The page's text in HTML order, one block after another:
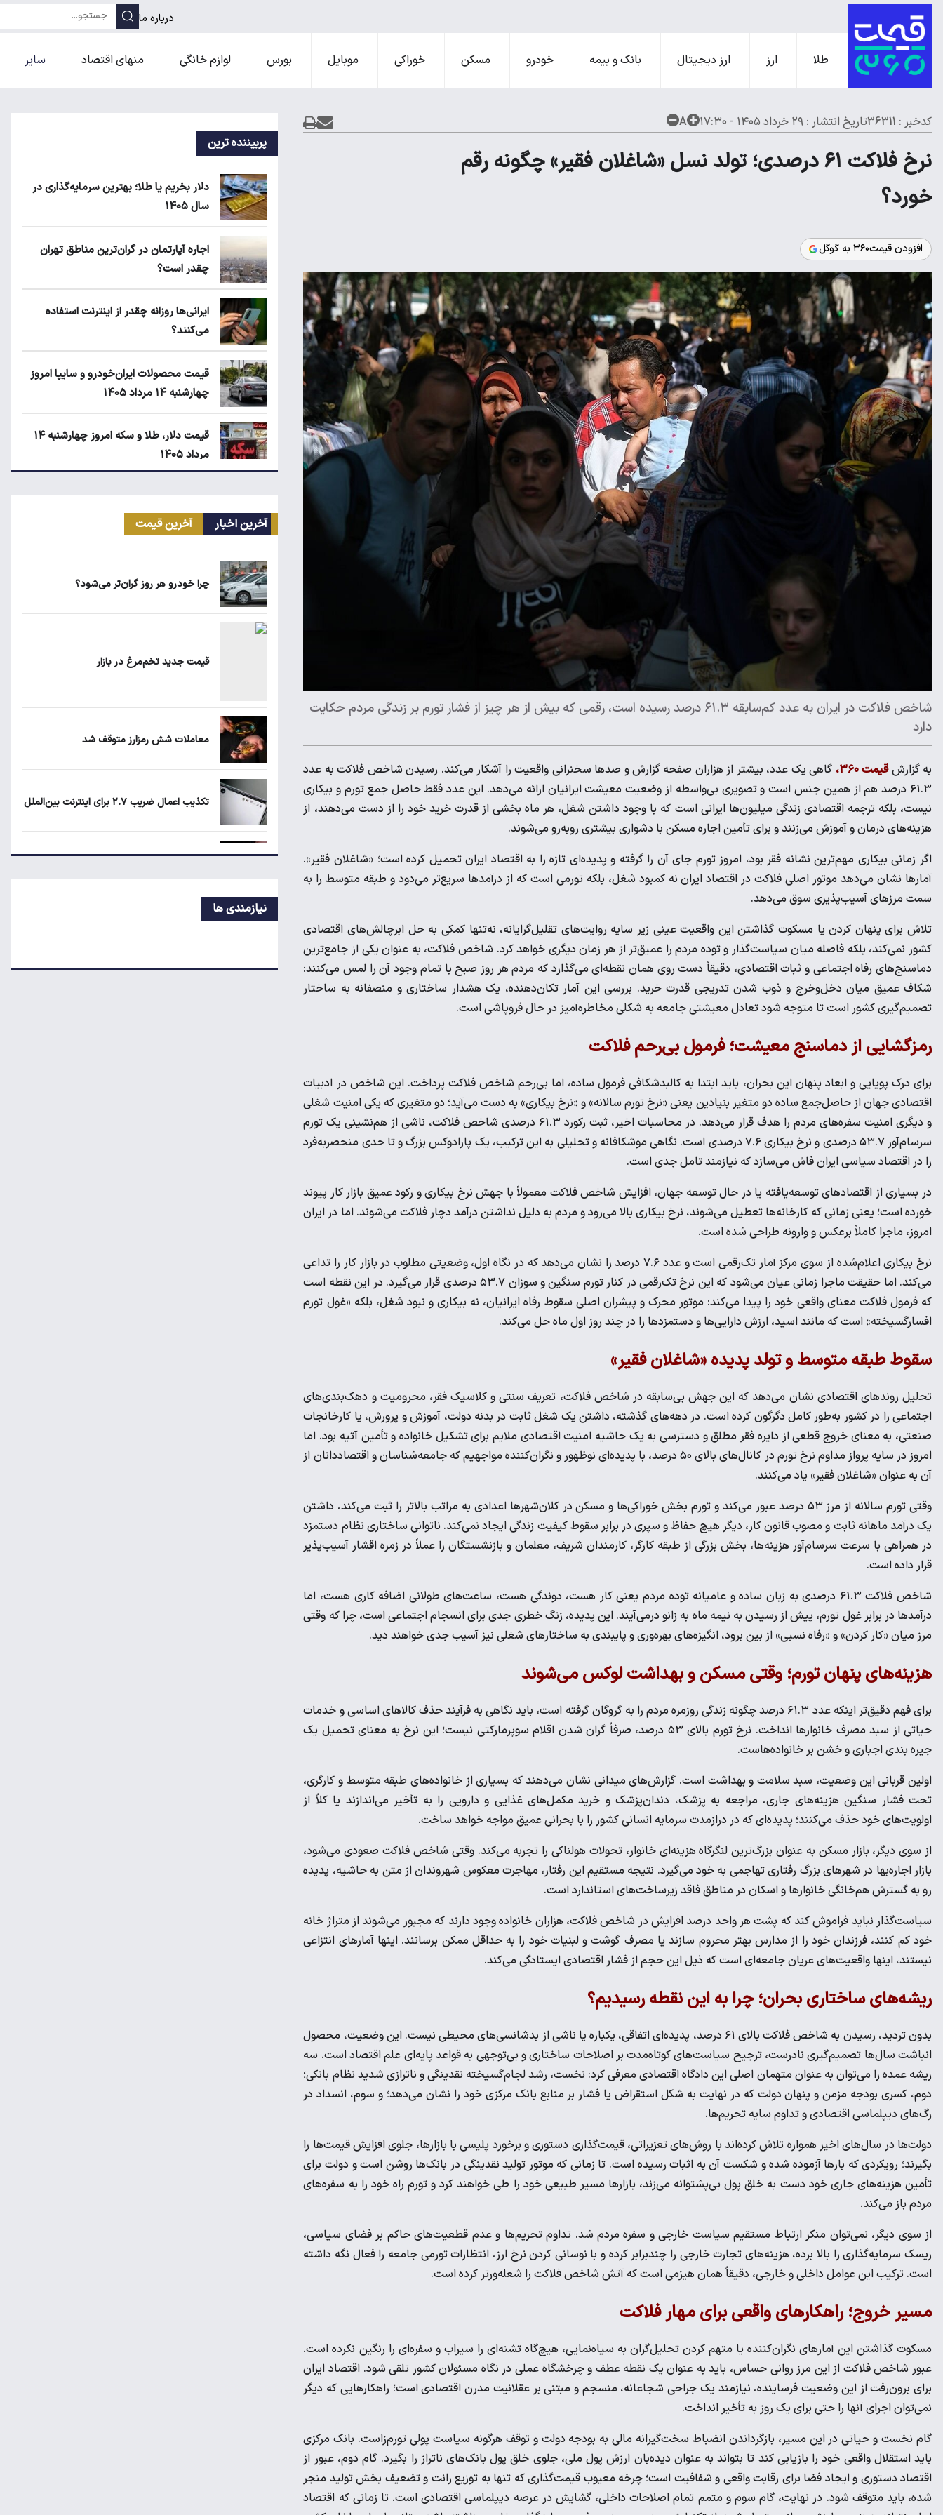
درباره ما
طلا ارز ارز دیجیتال بانک و بیمه خودرو مسکن خوراکی موبایل بورس لوازم خانگی منهای اقتصاد سایر
کدخبر : 36311 تاریخ انتشار : ۲۹ خرداد ۱۴۰۵ - ۱۷:۳۰ A
نرخ فلاکت ۶۱ درصدی؛ تولد نسل «شاغلان فقیر» چگونه رقم
خورد؟
افزودن قیمت۳۶۰ به گوگل
شاخص فلاکت در ایران به عدد کم‌سابقه ۶۱.۳ درصد رسیده است، رقمی که بیش از هر چیز از فشار تورم بر زندگی مردم حکایت
دارد
به گزارشقیمت ۳۶۰،
گاهی یک عدد، بیشتر از هزاران صفحه گزارش و صد‌ها سخنرانی واقعیت را آشکار می‌کند. رسیدن شاخص فلاکت به عدد
۶۱.۳ درصد هم از همین جنس است و تصویری بی‌واسطه از وضعیت معیشت ایرانیان ارائه می‌دهد. این عدد فقط حاصل جمع تورم و بیکاری
نیست، بلکه ترجمه اقتصادی زندگی میلیون‌ها ایرانی است که با وجود داشتن شغل، هر ماه بخشی از قدرت خرید خود را از دست می‌دهند، از
هزینه‌های درمان و آموزش می‌زنند و برای تأمین اجاره مسکن با دشواری بیشتری روبه‌رو می‌شوند.
اگر زمانی بیکاری مهم‌ترین نشانه فقر بود، امروز تورم جای آن را گرفته و پدیده‌ای تازه را به اقتصاد ایران تحمیل کرده است؛ «شاغلان فقیر».
آمار‌ها نشان می‌دهد موتور اصلی فلاکت در اقتصاد ایران نه کمبود شغل، بلکه تورمی است که از درآمد‌ها سریع‌تر می‌دود و طبقه متوسط را به
سمت مرز‌های آسیب‌پذیری سوق می‌دهد.
تلاش برای پنهان کردن یا مسکوت گذاشتن این واقعیت عینی زیر سایه روایت‌های تقلیل‌گرایانه، نه‌تنها کمکی به حل ابرچالش‌های اقتصادی
کشور نمی‌کند، بلکه فاصله میان سیاست‌گذار و توده مردم را عمیق‌تر از هر زمان دیگری خواهد کرد. شاخص فلاکت، به عنوان یکی از جامع‌ترین
دماسنج‌های رفاه اجتماعی و ثبات اقتصادی، دقیقاً دست روی همان نقطه‌ای می‌گذارد که مردم هر روز صبح با تمام وجود آن را لمس می‌کنند:
شکاف عمیق میان دخل‌وخرج و ذوب شدن تدریجی قدرت خرید. بررسی این آمار تکان‌دهنده، یک هشدار ساختاری و منصفانه به ساختار
تصمیم‌گیری کشور است تا متوجه شود تعادل معیشتی جامعه به شکلی مخاطره‌آمیز در حال فروپاشی است.
رمزگشایی از دماسنج معیشت؛ فرمول بی‌رحم فلاکت
برای درک پویایی و ابعاد پنهان این بحران، باید ابتدا به کالبدشکافی فرمول ساده، اما بی‌رحم شاخص فلاکت پرداخت. این شاخص در ادبیات
اقتصادی جهان از حاصل‌جمع ساده دو متغیر بنیادین یعنی «نرخ تورم سالانه» و «نرخ بیکاری» به دست می‌آید؛ دو متغیری که یکی امنیت شغلی
و دیگری امنیت سفره‌های مردم را هدف قرار می‌دهد. در محاسبات اخیر، ثبت رکورد ۶۱.۳ درصدی شاخص فلاکت، ناشی از هم‌نشینی یک تورم
سرسام‌آور ۵۳.۷ درصدی و نرخ بیکاری ۷.۶ درصدی است. نگاهی موشکافانه و تحلیلی به این ترکیب، یک پارادوکس بزرگ و تا حدی منحصر‌به‌فرد
را در اقتصاد سیاسی ایران فاش می‌سازد که نیازمند تامل جدی است.
در بسیاری از اقتصاد‌های توسعه‌یافته یا در حال توسعه جهان، افزایش شاخص فلاکت معمولاً با جهش نرخ بیکاری و رکود عمیق بازار کار پیوند
خورده است؛ یعنی زمانی که کارخانه‌ها تعطیل می‌شوند، نرخ بیکاری بالا می‌رود و مردم به دلیل نداشتن درآمد دچار فلاکت می‌شوند. اما در ایران
امروز، ماجرا کاملاً برعکس و وارونه طراحی شده است.
نرخ بیکاری اعلام‌شده از سوی مرکز آمار تک‌رقمی است و عدد ۷.۶ درصد را نشان می‌دهد که در نگاه اول، وضعیتی مطلوب در بازار کار را تداعی
می‌کند. اما حقیقت ماجرا زمانی عیان می‌شود که این نرخ تک‌رقمی در کنار تورم سنگین و سوزان ۵۳.۷ درصدی قرار می‌گیرد. در این نقطه است
که فرمول فلاکت معنای واقعی خود را پیدا می‌کند: موتور محرک و پیشران اصلی سقوط رفاه ایرانیان، نه بیکاری و نبود شغل، بلکه «غول تورم
افسارگسیخته» است که مانند اسید، ارزش دارایی‌ها و دستمزد‌ها را در چند روز اول ماه حل می‌کند.
سقوط طبقه متوسط و تولد پدیده «شاغلان فقیر»
تحلیل روند‌های اقتصادی نشان می‌دهد که این جهش بی‌سابقه در شاخص فلاکت، تعریف سنتی و کلاسیک فقر، محرومیت و دهک‌بندی‌های
اجتماعی را در کشور به‌طور کامل دگرگون کرده است. در دهه‌های گذشته، داشتن یک شغل ثابت در بدنه دولت، آموزش و پرورش، یا کارخانجات
صنعتی، به معنای خروج قطعی از دایره فقر مطلق و دسترسی به یک حاشیه امنیت اقتصادی ملایم برای تشکیل خانواده و تأمین آتیه بود. اما
امروز در سایه پرواز مداوم نرخ تورم در کانال‌های بالای ۵۰ درصد، با پدیده‌ای نوظهور و نگران‌کننده مواجهیم که جامعه‌شناسان و اقتصاددانان از
آن به عنوان «شاغلان فقیر» یاد می‌کنند.
وقتی تورم سالانه از مرز ۵۳ درصد عبور می‌کند و تورم بخش خوراکی‌ها و مسکن در کلان‌شهر‌ها اعدادی به مراتب بالاتر را ثبت می‌کند، داشتن
یک درآمد ماهانه ثابت و مصوب قانون کار، دیگر هیچ حفاظ و سپری در برابر سقوط کیفیت زندگی ایجاد نمی‌کند. ناتوانی ساختاری نظام دستمزد
در همراهی با سرعت سرسام‌آور هزینه‌ها، بخش بزرگی از طبقه کارگر، کارمندان شریف، معلمان و بازنشستگان را عملاً در زمره اقشار آسیب‌پذیر
قرار داده است.
شاخص فلاکت ۶۱.۳ درصدی به زبان ساده و عامیانه توده مردم یعنی کار هست، دوندگی هست، ساعت‌های طولانی اضافه کاری هست، اما
درآمد‌ها در برابر غول تورم، پیش از رسیدن به نیمه ماه به زانو درمی‌آیند. این پدیده، زنگ خطری جدی برای انسجام اجتماعی است، چرا که وقتی
مرز میان «کار کردن» و «رفاه نسبی» از بین برود، انگیزه‌های بهره‌وری و پایبندی به ساختار‌های شغلی نیز آسیب جدی خواهند دید.
هزینه‌های پنهان تورم؛ وقتی مسکن و بهداشت لوکس می‌شوند
برای فهم دقیق‌تر اینکه عدد ۶۱.۳ درصد چگونه زندگی روزمره مردم را به گروگان گرفته است، باید نگاهی به فرآیند حذف کالا‌های اساسی و خدمات
حیاتی از سبد مصرف خانوار‌ها انداخت. نرخ تورم بالای ۵۳ درصد، صرفاً گران شدن اقلام سوپرمارکتی نیست؛ این نرخ به معنای تحمیل یک
جیره بندی اجباری و خشن بر خانواده‌هاست.
اولین قربانی این وضعیت، سبد سلامت و بهداشت است. گزارش‌های میدانی نشان می‌دهند که بسیاری از خانواده‌های طبقه متوسط و کارگری،
تحت فشار سنگین هزینه‌های جاری، مراجعه به پزشک، دندان‌پزشک و خرید مکمل‌های غذایی و دارویی را به تأخیر می‌اندازند یا کلاً از
اولویت‌های خود حذف می‌کنند؛ پدیده‌ای که در درازمدت سرمایه انسانی کشور را با بحرانی عمیق مواجه خواهد ساخت.
از سوی دیگر، بازار مسکن به عنوان بزرگ‌ترین لنگرگاه هزینه‌ای خانوار، تحولات هولناکی را تجربه می‌کند. وقتی شاخص فلاکت صعودی می‌شود،
بازار اجاره‌بها در شهر‌های بزرگ رفتاری تهاجمی به خود می‌گیرد. نتیجه مستقیم این رفتار، مهاجرت معکوس شهروندان از متن به حاشیه، پدیده
رو به گسترش هم‌خانگی خانوار‌ها و اسکان در مناطق فاقد زیرساخت‌های استاندارد است.
سیاست‌گذار نباید فراموش کند که پشت هر واحد درصد افزایش در شاخص فلاکت، هزاران خانواده وجود دارند که مجبور می‌شوند از متراژ خانه
خود کم کنند، فرزندان خود را از مدارس بهتر محروم سازند یا مصرف گوشت و لبنیات خود را به حداقل ممکن برسانند. اینها آمار‌های انتزاعی
نیستند، اینها واقعیت‌های عریان جامعه‌ای است که ذیل این حجم از فشار اقتصادی ایستادگی می‌کند.
ریشه‌های ساختاری بحران؛ چرا به این نقطه رسیدیم؟
بدون تردید، رسیدن به شاخص فلاکت بالای ۶۱ درصد، پدیده‌ای اتفاقی، یکباره یا ناشی از بدشانسی‌های محیطی نیست. این وضعیت، محصول
انباشت سال‌ها تصمیم‌گیری نادرست، ترجیح سیاست‌های کوتاه‌مدت بر اصلاحات ساختاری و بی‌توجهی به قواعد پایه‌ای علم اقتصاد است. سه
ریشه عمده را می‌توان به عنوان متهمان اصلی این دادگاه اقتصادی معرفی کرد: نخست، رشد لجام‌گسیخته نقدینگی و ناترازی شدید نظام بانکی؛
دوم، کسری بودجه مزمن و پنهان دولت که در نهایت به شکل استقراض یا فشار بر منابع بانک مرکزی خود را نشان می‌دهد؛ و سوم، انسداد در
رگ‌های دیپلماسی اقتصادی و تداوم سایه تحریم‌ها.
دولت‌ها در سال‌های اخیر همواره تلاش کرده‌اند با روش‌های تعزیراتی، قیمت‌گذاری دستوری و برخورد پلیسی با بازارها، جلوی افزایش قیمت‌ها را
بگیرند؛ رویکردی که بار‌ها آزموده شده و شکست آن به اثبات رسیده است. تا زمانی که موتور تولید نقدینگی در بانک‌ها روشن است و دولت برای
تأمین هزینه‌های جاری خود دست به خلق پول بی‌پشتوانه می‌زند، بازار‌ها مسیر طبیعی خود را طی خواهند کرد و تورم راه خود را به سفره‌های
مردم باز می‌کند.
از سوی دیگر، نمی‌توان منکر ارتباط مستقیم سیاست خارجی و سفره مردم شد. تداوم تحریم‌ها و عدم قطعیت‌های حاکم بر فضای سیاسی،
ریسک سرمایه‌گذاری را بالا برده، هزینه‌های تجارت خارجی را چندبرابر کرده و با نوسانی کردن نرخ ارز، انتظارات تورمی جامعه را فعال نگه داشته
است. ترکیب این عوامل داخلی و خارجی، دقیقاً همان هیزمی است که آتش شاخص فلاکت را شعله‌ورتر کرده است.
مسیر خروج؛ راهکار‌های واقعی برای مهار فلاکت
مسکوت گذاشتن این آمار‌های نگران‌کننده یا متهم کردن تحلیل‌گران به سیاه‌نمایی، هیچ‌گاه تشنه‌ای را سیراب و سفره‌ای را رنگین نکرده است.
عبور شاخص فلاکت از این مرز روانی حساس، باید به عنوان یک نقطه عطف و چرخشگاه عملی در نگاه مسئولان کشور تلقی شود. اقتصاد ایران
برای برون‌رفت از این وضعیت فرساینده، نیازمند یک جراحی شجاعانه، منسجم و مبتنی بر عقلانیت مدرن اقتصادی است؛ راهکار‌هایی که دیگر
نمی‌توان اجرای آنها را حتی برای یک روز به تأخیر انداخت.
گام نخست و حیاتی در این مسیر، بازگرداندن انضباط سخت‌گیرانه مالی به بودجه دولت و توقف هرگونه سیاست پولی تورم‌زاست. بانک مرکزی
باید استقلال واقعی خود را بازیابی کند تا بتواند به عنوان دیده‌بان ارزش پول ملی، جلوی خلق پول بانک‌های ناتراز را بگیرد. گام دوم، عبور از
اقتصاد دستوری و ایجاد فضا برای رقابت واقعی و شفافیت است؛ چرخه معیوب قیمت‌گذاری که تنها به توزیع رانت و تضعیف بخش تولید منجر
شده، باید متوقف شود. در نهایت، گام سوم و متمم تمام اصلاحات داخلی، گشایش در عرصه دیپلماسی اقتصادی است. تا زمانی که اقتصاد
پربیننده ترین
دلار بخریم یا طلا؛ بهترین سرمایه‌گذاری در
سال ۱۴۰۵
اجاره آپارتمان در گران‌ترین مناطق تهران
چقدر است؟
ایرانی‌ها روزانه چقدر از اینترنت استفاده
می‌کنند؟
قیمت محصولات ایران‌خودرو و سایپا امروز
چهارشنبه ۱۴ مرداد ۱۴۰۵
قیمت دلار، طلا و سکه امروز چهارشنبه ۱۴
مرداد ۱۴۰۵
۱۳ مرداد ۱۴۰۵
دارد؟
۲
آخرین اخبار آخرین قیمت
چرا خودرو هر روز گران‌تر می‌شود؟
قیمت جدید تخم‌مرغ در بازار
معاملات شش رمزارز متوقف شد
تکذیب اعمال ضریب ۲.۷ برای اینترنت بین‌الملل
رکوردشکنی طلا در بازار جهانی
نیازمندی ها